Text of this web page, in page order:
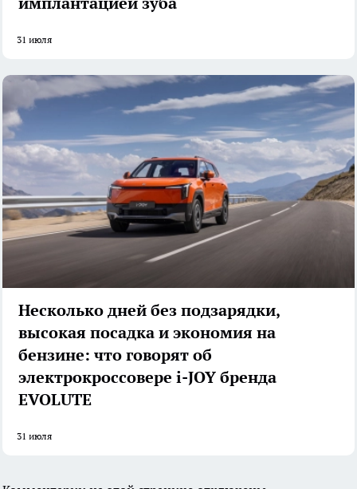
31 июля
Несколько дней без подзарядки,
высокая посадка и экономия на
бензине: что говорят об
электрокроссовере i-JOY бренда
EVOLUTE
31 июля